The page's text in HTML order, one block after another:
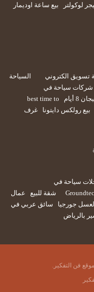
لوكولتر
بيع ساعة اوديمار
تسويق الكتروني
السياحة
شركات سياحة في
8 أيام
best time to
بيع رولكس دايتونا
غرف
سياحة في
شقة للبيع
عمال
جورجيا
سائق عربي في
بالرياض